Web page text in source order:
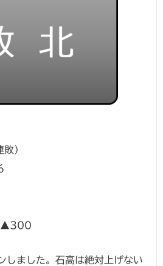
）
▲300
しました。石高は絶対上げない